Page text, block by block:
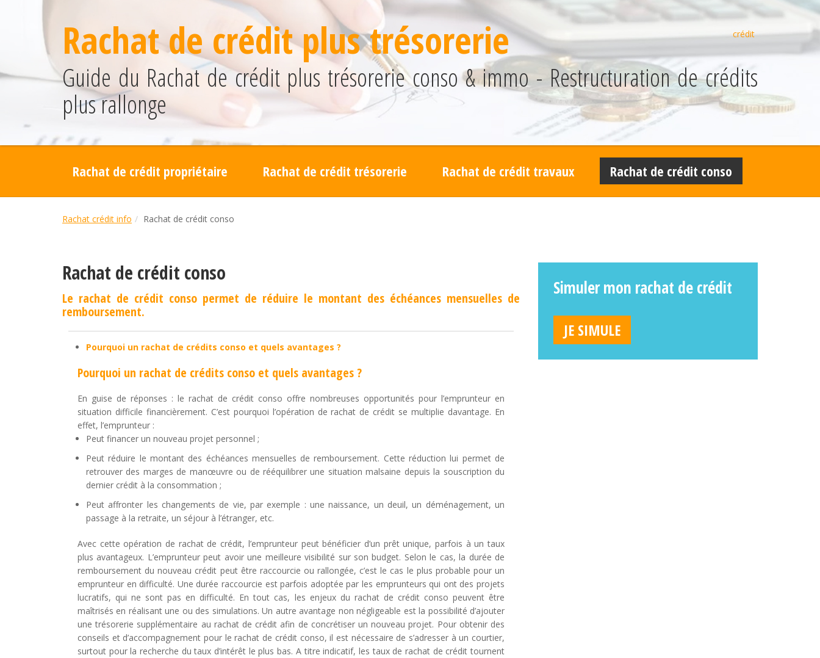
Rachat de crédit plus trésorerie
Guide du Rachat de crédit plus trésorerie conso & immo - Restructuration de crédits
plus rallonge
crédit
Rachat de crédit propriétaire Rachat de crédit trésorerie Rachat de crédit travaux Rachat de crédit conso
Rachat crédit info Rachat de crédit conso
Rachat de crédit conso
Le rachat de crédit conso permet de réduire le montant des échéances mensuelles de
remboursement.
Pourquoi un rachat de crédits conso et quels avantages ?
Pourquoi un rachat de crédits conso et quels avantages ?
En guise de réponses : le rachat de crédit conso offre nombreuses opportunités pour l’emprunteur en
situation difficile financièrement. C’est pourquoi l’opération de rachat de crédit se multiplie davantage. En
effet, l’emprunteur :
Peut financer un nouveau projet personnel ;
Peut réduire le montant des échéances mensuelles de remboursement. Cette réduction lui permet de
retrouver des marges de manœuvre ou de rééquilibrer une situation malsaine depuis la souscription du
dernier crédit à la consommation ;
Peut affronter les changements de vie, par exemple : une naissance, un deuil, un déménagement, un
passage à la retraite, un séjour à l’étranger, etc.
Avec cette opération de rachat de crédit, l’emprunteur peut bénéficier d’un prêt unique, parfois à un taux
plus avantageux. L’emprunteur peut avoir une meilleure visibilité sur son budget. Selon le cas, la durée de
remboursement du nouveau crédit peut être raccourcie ou rallongée, c’est le cas le plus probable pour un
emprunteur en difficulté. Une durée raccourcie est parfois adoptée par les emprunteurs qui ont des projets
lucratifs, qui ne sont pas en difficulté. En tout cas, les enjeux du rachat de crédit conso peuvent être
maîtrisés en réalisant une ou des simulations. Un autre avantage non négligeable est la possibilité d’ajouter
une trésorerie supplémentaire au rachat de crédit afin de concrétiser un nouveau projet. Pour obtenir des
conseils et d’accompagnement pour le rachat de crédit conso, il est nécessaire de s’adresser à un courtier,
surtout pour la recherche du taux d’intérêt le plus bas. A titre indicatif, les taux de rachat de crédit tournent
Simuler mon rachat de crédit
JE SIMULE